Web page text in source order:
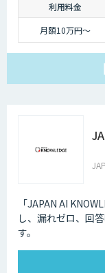
利用料金
月額10万円〜
「JAPAN AI
し、漏れゼロ、回
す。